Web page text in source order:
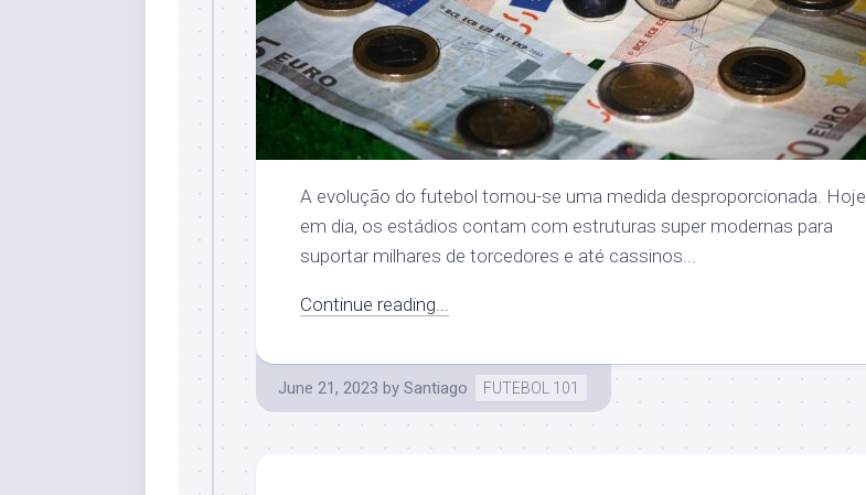
A evolução do futebol tornou-se uma medida desproporcionada. Hoje
em dia, os estádios contam com estruturas super modernas para
suportar milhares de torcedores e até cassinos...
Continue reading...
June 21, 2023 by Santiago FUTEBOL 101